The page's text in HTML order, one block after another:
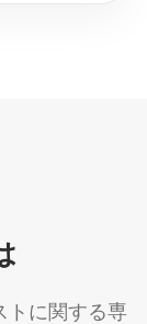
トに関する専